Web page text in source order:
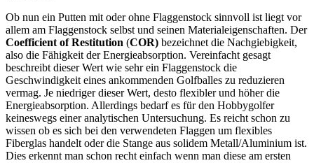
Ob nun ein Putten mit oder ohne Flaggenstock sinnvoll ist liegt vor
allem am Flaggenstock selbst und seinen Materialeigenschaften. Der
Coefficient of Restitution (COR) bezeichnet die Nachgiebigkeit,
also die Fähigkeit der Energieabsorption. Vereinfacht gesagt
beschreibt dieser Wert wie sehr ein Flaggenstock die
Geschwindigkeit eines ankommenden Golfballes zu reduzieren
vermag. Je niedriger dieser Wert, desto flexibler und höher die
Energieabsorption. Allerdings bedarf es für den Hobbygolfer
keineswegs einer analytischen Untersuchung. Es reicht schon zu
wissen ob es sich bei den verwendeten Flaggen um flexibles
Fiberglas handelt oder die Stange aus solidem Metall/Aluminium ist.
Dies erkennt man schon recht einfach wenn man diese am ersten